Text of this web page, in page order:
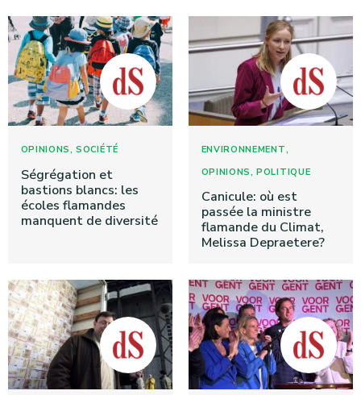
OPINIONS,SOCIÉTÉ
Ségrégation et
bastions blancs: les
écoles flamandes
manquent de diversité
ENVIRONNEMENT,
OPINIONS,POLITIQUE
Canicule: où est
passée la ministre
flamande du Climat,
Melissa Depraetere?